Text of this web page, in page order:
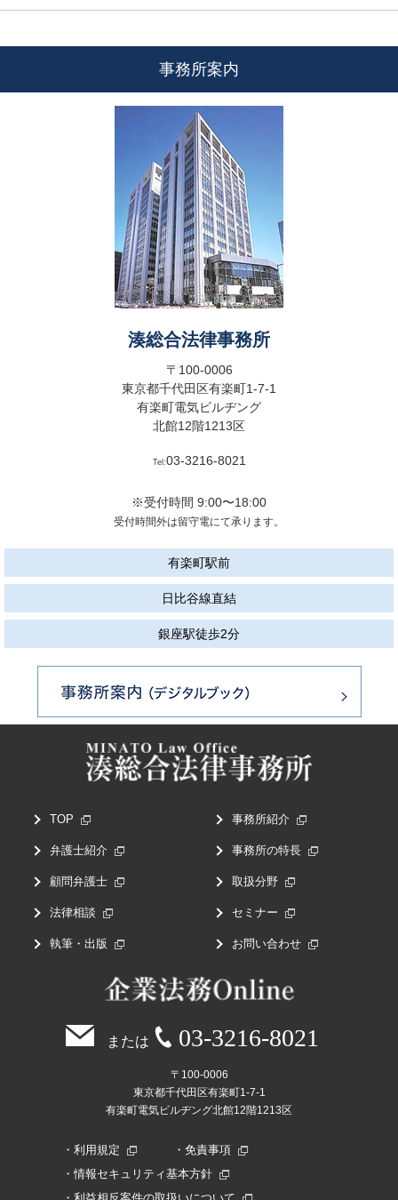
事務所案内
湊総合法律事務所
〒100-0006
東京都千代田区有楽町1-7-1
有楽町電気ビルヂング
北館12階1213区
Tel:03-3216-8021
※受付時間 9:00〜18:00
受付時間外は留守電にて承ります。
有楽町駅前
日比谷線直結
銀座駅徒歩2分
TOP 事務所紹介
弁護士紹介 事務所の特長
顧問弁護士 取扱分野
法律相談 セミナー
執筆・出版 お問い合わせ
または 03-3216-8021
〒100-0006
東京都千代田区有楽町1-7-1
有楽町電気ビルヂング北館12階1213区
利用規定
免責事項
情報セキュリティ基本方針